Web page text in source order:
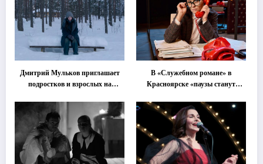
Дмитрий Мульков приглашает
подростков и взрослых на
В «Служебном романе» в
Красноярске «паузы станут